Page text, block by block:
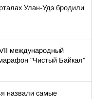
Улан-Удэ бродили
международный
"Чистый Байкал"
назвали самые